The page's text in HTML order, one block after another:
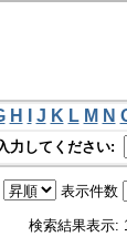
H J K L M N
力してください:
表示件数
検索結果表示: